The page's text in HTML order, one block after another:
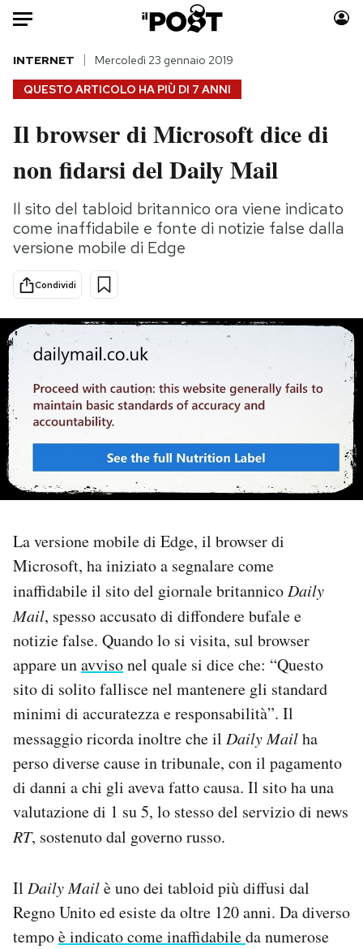
Auto
HOME
Italia
Politica
Tecnologia
Internet
Scienza
Cultura
Economia
Sport
Moda
Consumismi
Storie/Idee
Ok Boomer!
Mondiali calcio 2026
PODCAST
NEWSLETTER
I MIEI PREFERITI
CALENDARIO
AREA PERSONALE
Area Personale
Newsletter
Notifiche mobile
Regala il Post
Hai bisogno di aiuto?
QUESTO ARTICOLO HA PIÙ DI 7 ANNI
INTERNET Mercoledì 23 gennaio 2019
Il browser di Microsoft dice di
non fidarsi del Daily Mail
Il sito del tabloid britannico ora viene indicato
come inaffidabile e fonte di notizie false dalla
versione mobile di Edge
Condividi
La versione mobile di Edge, il browser di
Microsoft, ha iniziato a segnalare come
inaffidabile il sito del giornale britannicoDaily
Mail, spesso accusato di diffondere bufale e
notizie false. Quando lo si visita, sul browser
appare unavvisonel quale si dice che: “Questo
sito di solito fallisce nel mantenere gli standard
minimi di accuratezza e responsabilità”. Il
messaggio ricorda inoltre che il Daily Mailha
perso diverse cause in tribunale, con il pagamento
di danni a chi gli aveva fatto causa. Il sito ha una
valutazione di 1 su 5, lo stesso del servizio di news
RT, sostenuto dal governo russo.
Il Daily Mailè uno dei tabloid più diffusi dal
Regno Unito ed esiste da oltre 120 anni. Da diverso
tempoè indicato come inaffidabileda numerose